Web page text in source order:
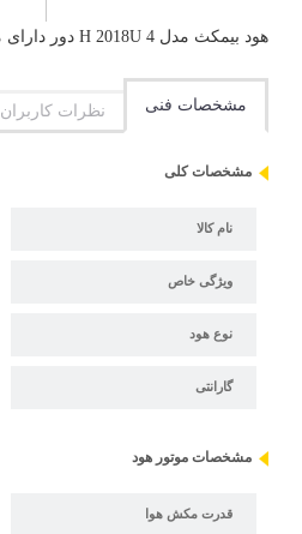
هود بیمکث مدل H 2018U 4 دور دارای مکش بالا و صدای موتور کم
مشخصات فنی نظرات کاربران
مشخصات کلی
نام کالا
ویژگی خاص
نوع هود
گارانتی
مشخصات موتور هود
قدرت مکش هوا